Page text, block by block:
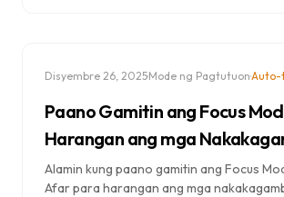
Disyembre 26, 2025·Mode ng Pagtutuon·Auto-
Paano Gamitin ang Focus
Harangan ang mga
Website at Palakasin ang
Alamin kung paano gamitin ang Focus
Afar para harangan ang mga